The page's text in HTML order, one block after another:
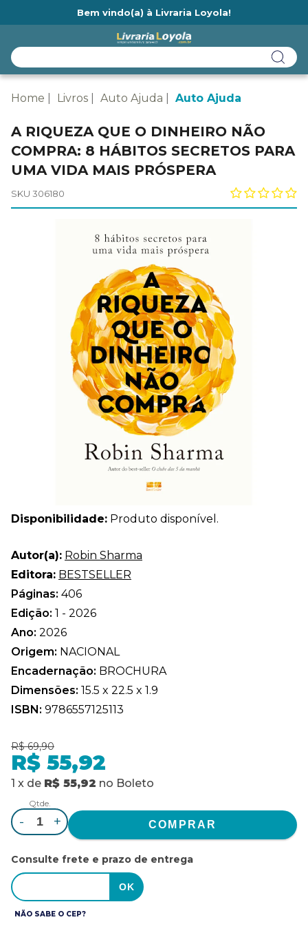
Bem vindo(a) à Livraria Loyola!
Home Livros Auto Ajuda Auto Ajuda
A RIQUEZA QUE O DINHEIRO NÃO
COMPRA: 8 HÁBITOS SECRETOS PARA
UMA VIDA MAIS PRÓSPERA
SKU 306180
Disponibilidade: Produto disponível.
Autor(a): Robin Sharma
Editora: BESTSELLER
Páginas: 406
Edição: 1 - 2026
Ano: 2026
Origem: NACIONAL
Encadernação: BROCHURA
Dimensões: 15.5 x 22.5 x 1.9
ISBN: 9786557125113
R$ 69,90
R$ 55,92
1 x de R$ 55,92 no Boleto
Qtde.
- +
Consulte frete e prazo de entrega
NÃO SABE O CEP?